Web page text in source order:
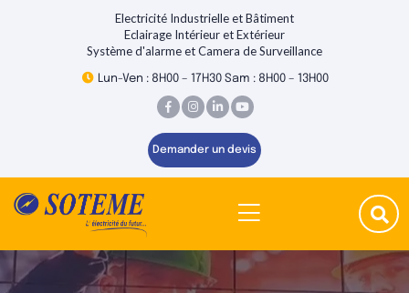
Electricité Industrielle et Bâtiment
Eclairage Intérieur et Extérieur
Système d'alarme et Camera de Surveillance
Lun-Ven : 8H00 – 17H30 Sam : 8H00 – 13H00
Demander un devis